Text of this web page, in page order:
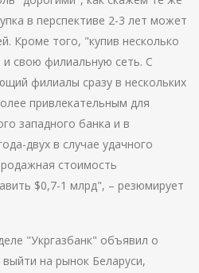
в перспективе 2-3 лет может
Кроме того, "купив несколько
и свою филиальную сеть. С
филиалы сразу в нескольких
привлекательным для
западного банка и в
двух в случае удачного
стоимость
$0,7-1 млрд", – резюмирует
"Укргазбанк" объявил о
на рынок Беларуси,